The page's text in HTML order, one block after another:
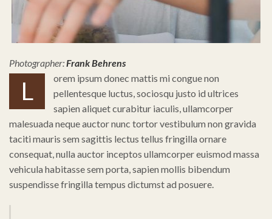
Photographer: Frank Behrens
L
orem ipsum donec mattis mi congue non
pellentesque luctus, sociosqu justo id ultrices
sapien aliquet curabitur iaculis, ullamcorper
malesuada neque auctor nunc tortor vestibulum non gravida
taciti mauris sem sagittis lectus tellus fringilla ornare
consequat, nulla auctor inceptos ullamcorper euismod massa
vehicula habitasse sem porta, sapien mollis bibendum
suspendisse fringilla tempus dictumst ad posuere.